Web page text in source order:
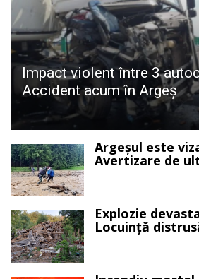
Impact violent între 3
Accident acum în Argeș
Argeșul este
Avertizare de
Explozie
Locuință